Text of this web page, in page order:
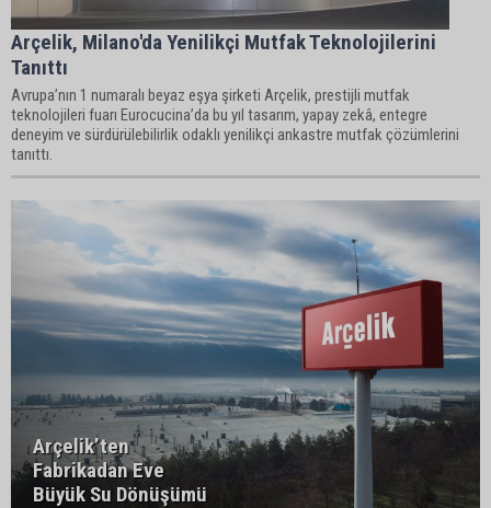
Arçelik, Milano'da Yenilikçi Mutfak Teknolojilerini
Tanıttı
Avrupa’nın 1 numaralı beyaz eşya şirketi Arçelik, prestijli mutfak
teknolojileri fuarı Eurocucina’da bu yıl tasarım, yapay zekâ, entegre
deneyim ve sürdürülebilirlik odaklı yenilikçi ankastre mutfak çözümlerini
tanıttı.
Arçelik’ten
Fabrikadan Eve
Büyük Su Dönüşümü